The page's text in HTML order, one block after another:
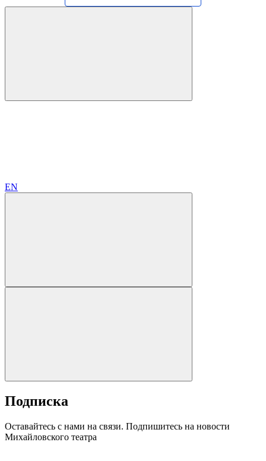
EN
Подписка
Оставайтесь с нами на связи. Подпишитесь на новости
Михайловского театра